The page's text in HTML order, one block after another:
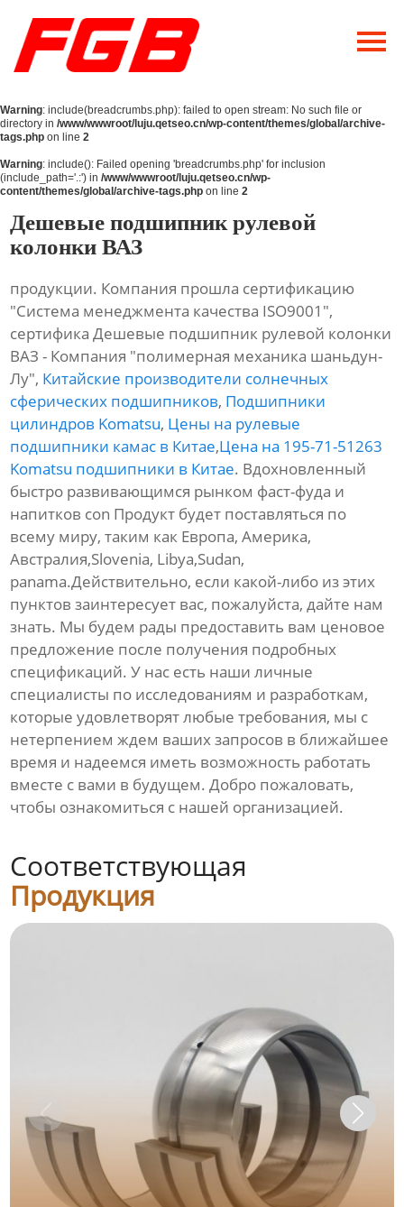
Главная
О Нас
Продукция
Новости
Warning: include(breadcrumbs.php): failed to open stream: No such file or
directory in /www/wwwroot/luju.qetseo.cn/wp-content/themes/global/archive-
tags.php on line 2
Warning: include(): Failed opening 'breadcrumbs.php' for inclusion
(include_path='.:') in /www/wwwroot/luju.qetseo.cn/wp-
content/themes/global/archive-tags.php on line 2
Дешевые подшипник рулевой
колонки ВАЗ
продукции. Компания прошла сертификацию
"Система менеджмента качества ISO9001",
сертифика Дешевые подшипник рулевой колонки
ВАЗ - Компания "полимерная механика шаньдун-
Лу", Китайские производители солнечных
сферических подшипников, Подшипники
цилиндров Komatsu, Цены на рулевые
подшипники камас в Китае,Цена на 195-71-51263
Komatsu подшипники в Китае. Вдохновленный
быстро развивающимся рынком фаст-фуда и
напитков con Продукт будет поставляться по
всему миру, таким как Европа, Америка,
Австралия,Slovenia, Libya,Sudan,
panama.Действительно, если какой-либо из этих
пунктов заинтересует вас, пожалуйста, дайте нам
знать. Мы будем рады предоставить вам ценовое
предложение после получения подробных
спецификаций. У нас есть наши личные
специалисты по исследованиям и разработкам,
которые удовлетворят любые требования, мы с
нетерпением ждем ваших запросов в ближайшее
время и надеемся иметь возможность работать
вместе с вами в будущем. Добро пожаловать,
чтобы ознакомиться с нашей организацией.
Соответствующая
Продукция